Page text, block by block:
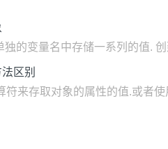
的变量名中存储一系列的值.
区别
符来存取对象的属性的值.或者